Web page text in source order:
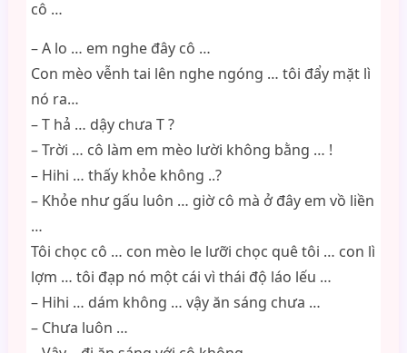
cô …
– A lo … em nghe đây cô …
Con mèo vễnh tai lên nghe ngóng … tôi đẩy mặt lì
nó ra…
– T hả … dậy chưa T ?
– Trời … cô làm em mèo lười không bằng … !
– Hihi … thấy khỏe không ..?
– Khỏe như gấu luôn … giờ cô mà ở đây em vồ liền
…
Tôi chọc cô … con mèo le lưỡi chọc quê tôi … con lì
lợm … tôi đạp nó một cái vì thái độ láo lếu …
– Hihi … dám không … vậy ăn sáng chưa …
– Chưa luôn …